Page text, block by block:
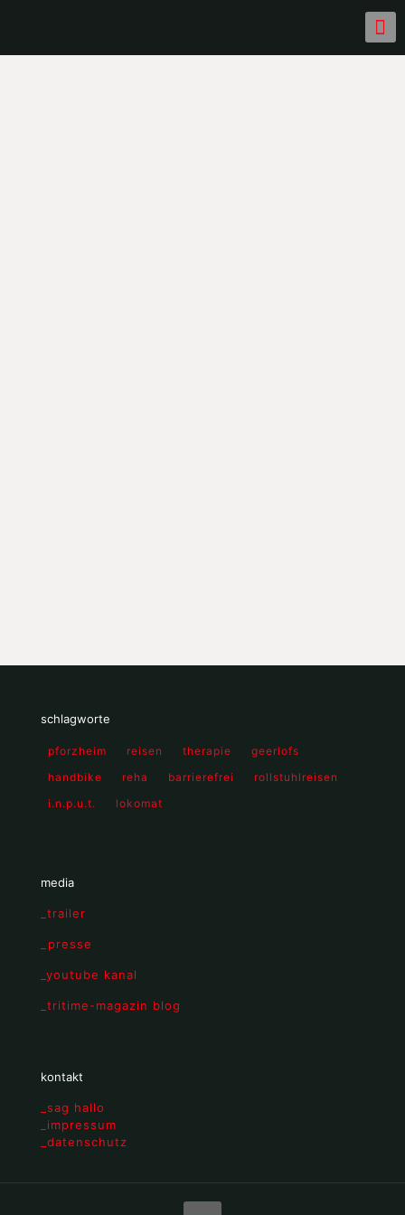
schlagworte
pforzheim reisen therapie
geerlofs
handbike
reha barrierefrei
rollstuhlreisen
i.n.p.u.t.
lokomat
media
_trailer
_presse
_youtube kanal
_tritime-magazin blog
kontakt
_sag hallo
_impressum
_datenschutz